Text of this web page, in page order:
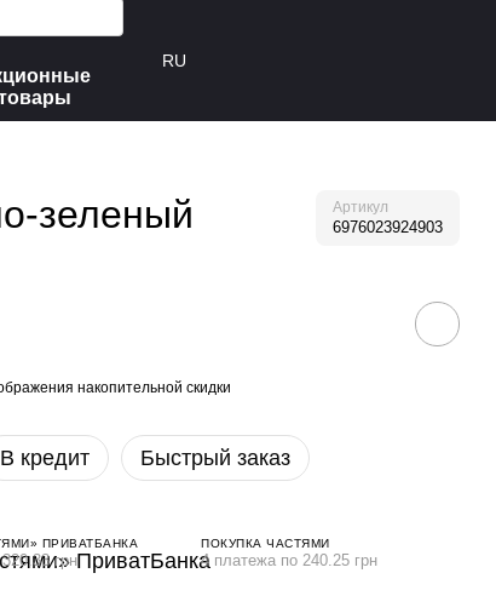
RU
зеленый Артикул
6976023924903
накопительной скидки
В кредит Быстрый заказ
ПРИВАТБАНКА
грн
ПОКУПКА ЧАСТЯМИ
4 платежа по 240.25 грн